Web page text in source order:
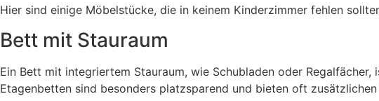
Hier sind einige Möbelstücke, die in keinem Kinderzimmer fehlen
Bett mit Stauraum
Ein Bett mit integriertem Stauraum, wie Schubladen oder
Etagenbetten sind besonders platzsparend und bieten oft